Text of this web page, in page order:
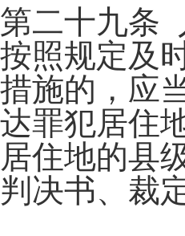
第二十九条
按照规定及
措施的，应
达罪犯居住
居住地的县
判决书、裁